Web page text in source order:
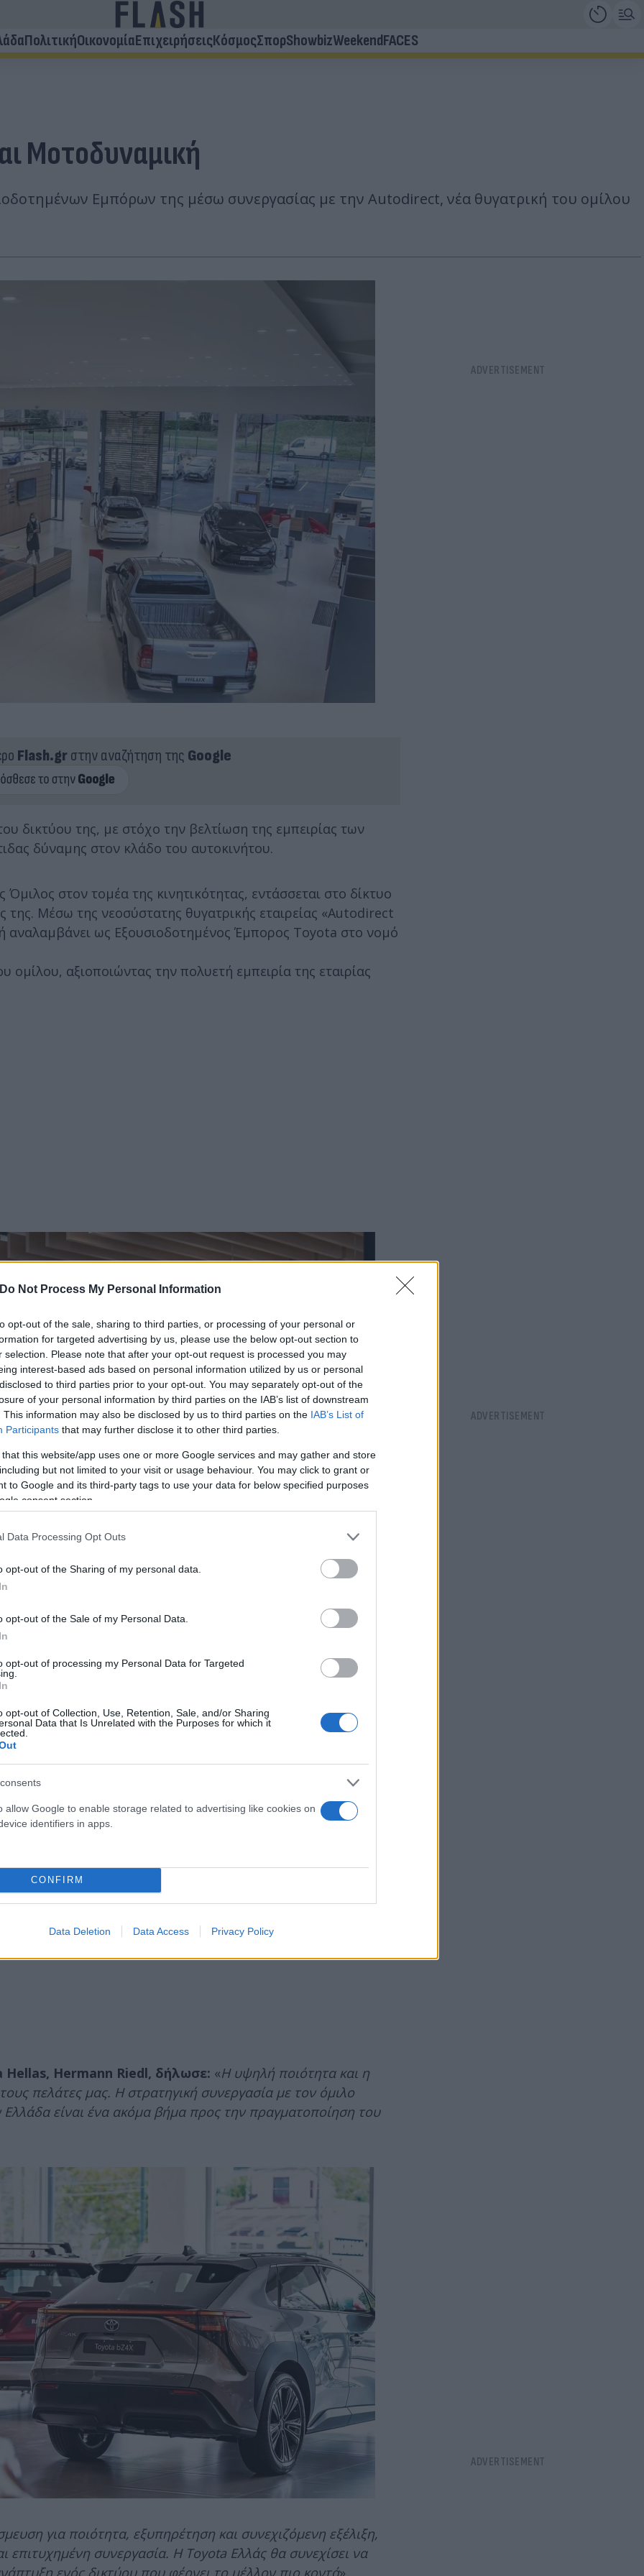
Do Not Process My Personal Information
opt-out of the sale, sharing to third parties, or processing of your personal or
for targeted advertising by us, please use the below opt-out section to
selection. Please note that after your opt-out request is processed you may
interest-based ads based on personal information utilized by us or personal
to third parties prior to your opt-out. You may separately opt-out of the
of your personal information by third parties on the IAB’s list of downstream
This information may also be disclosed by us to third parties on the IAB’s List of
Participants that may further disclose it to other third parties.
that this website/app uses one or more Google services and may gather and store
but not limited to your visit or usage behaviour. You may click to grant or
to Google and its third-party tags to use your data for below specified purposes
consent section.
Data Processing Opt Outs
opt-out of the Sharing of my personal data.
opt-out of the Sale of my Personal Data.
opt-out of processing my Personal Data for Targeted
opt-out of Collection, Use, Retention, Sale, and/or Sharing
Data that Is Unrelated with the Purposes for which it
allow Google to enable storage related to advertising like cookies on
identifiers in apps.
CONFIRM
Data Deletion Data Access Privacy Policy
ΠολιτικήΟικονομίαΕπιχειρήσειςΚόσμοςΣπορShowbizWeekendFACES
Μοτοδυναμική
Εμπόρων της μέσω συνεργασίας με την Autodirect, νέα θυγατρική του ομίλου
Flash.grστην αναζήτηση της Google
δικτύου της, με στόχο την βελτίωση της εμπειρίας των
δύναμης στον κλάδο του αυτοκινήτου.
στον τομέα της κινητικότητας, εντάσσεται στο δίκτυο
της. Μέσω της νεοσύστατης θυγατρικής εταιρείας «Autodirect
ως Εξουσιοδοτημένος Έμπορος Toyota στο νομό
ομίλου, αξιοποιώντας την πολυετή εμπειρία της εταιρίας
της Autodirect στην Πάτρα θα προσφέρουν μια
στους πελάτες, παρέχοντας πλήρη γκάμα προϊόντων
φανοποιείο.
κ. Πάρης Κυριακόπουλος, δήλωσε σχετικά:
μας στο δίκτυο της Toyota, κάνουμε ένα ακόμα
κινητικότητας. Δέσμευση μας είναι οι πελάτες μας να
τόσο τον όμιλο Μοτοδυναμική όσο και την Toyota
Hermann Riedl, δήλωσε: «Η υψηλή ποιότητα και η
πελάτες μας. Η στρατηγική συνεργασία με τον όμιλο
είναι ένα ακόμα βήμα προς την πραγματοποίηση του
για ποιότητα, εξυπηρέτηση και συνεχιζόμενη εξέλιξη,
επιτυχημένη συνεργασία. Η Toyota Ελλάς θα συνεχίσει να
ενός δικτύου που φέρνει το μέλλον πιο κοντά».